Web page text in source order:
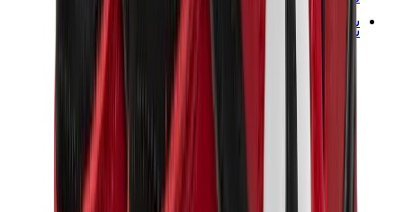
ستريت وير
سويت شيرت وهوديز
View All
سويت شيرت وهوديز